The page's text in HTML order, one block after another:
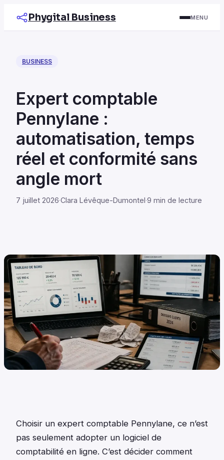
Phygital Business MENU
BUSINESS
Expert comptable
Pennylane :
automatisation, temps
réel et conformité sans
angle mort
7 juillet 2026·Clara Lévêque-Dumontel·9 min de lecture
Choisir un expert comptable Pennylane, ce n’est
pas seulement adopter un logiciel de
comptabilité en ligne. C’est décider comment